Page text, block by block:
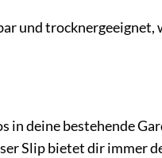
und trocknergeeignet,
in deine bestehende
Slip bietet dir immer